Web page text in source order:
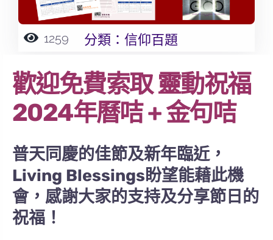
1259 分類：信仰百題
歡迎免費索取靈動祝福
2024年曆咭 + 金句咭
普天同慶的佳節及新年臨近，
Living Blessings盼望能藉此機
會，感謝大家的支持及分享節日的
祝福！